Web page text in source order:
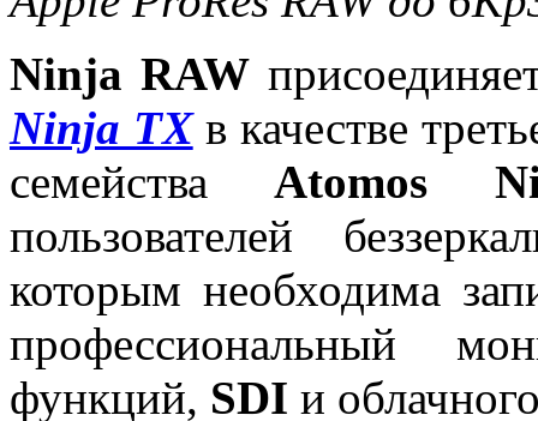
Ninja RAW
Ninja TXв качестве
семействаAtomos
пользователей
которым необходима
профессиональный
функций, SDI и